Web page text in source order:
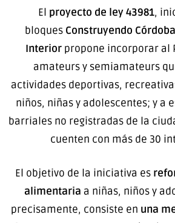
El proyecto de ley 43981,
bloquesConstruyendo
Interior propone incorporar al
amateurs y semiamateurs
actividades deportivas,
niños, niñas y adolescentes; y a
barriales no registradas de la
cuenten con más de 30
El objetivo de la iniciativa es
alimentaria a niñas, niños y
precisamente, consiste en una